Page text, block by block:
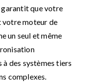
garantit que votre
votre moteur de
un seul et même
des systèmes tiers
complexes.